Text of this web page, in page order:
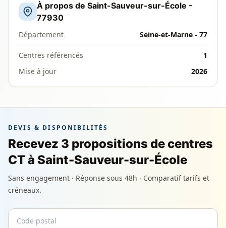
À propos de Saint-Sauveur-sur-École -
77930
Département Seine-et-Marne - 77
Centres référencés
1
Mise à jour
2026
DEVIS & DISPONIBILITÉS
Recevez 3 propositions de centres
CT à Saint-Sauveur-sur-École
Sans engagement · Réponse sous 48h · Comparatif tarifs et
créneaux.
Code postal
Email